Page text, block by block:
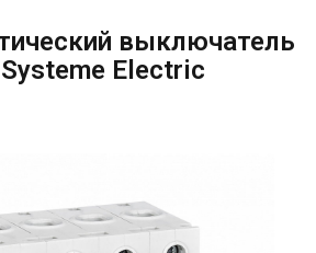
выключатель
Electric